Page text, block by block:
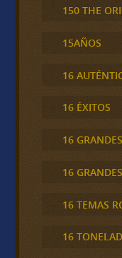
150 THE
15AÑOS
16
16 ÉXITOS
16
16
16 TEMAS
16